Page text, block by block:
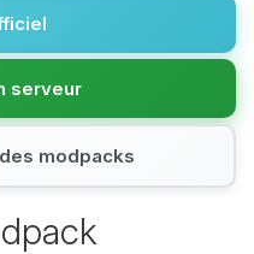
serveur
modpacks